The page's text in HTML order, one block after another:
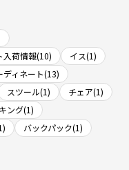
入荷情報(10)
イス(1)
ディネート(13)
スツール(1)
チェア(1)
ング(1)
バックパック(1)